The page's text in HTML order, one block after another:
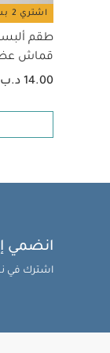
اشتري 2 بسعر 24 د.ب
طقم
قماش عضوي
14.00 د.ب
انضمي
اشترك في